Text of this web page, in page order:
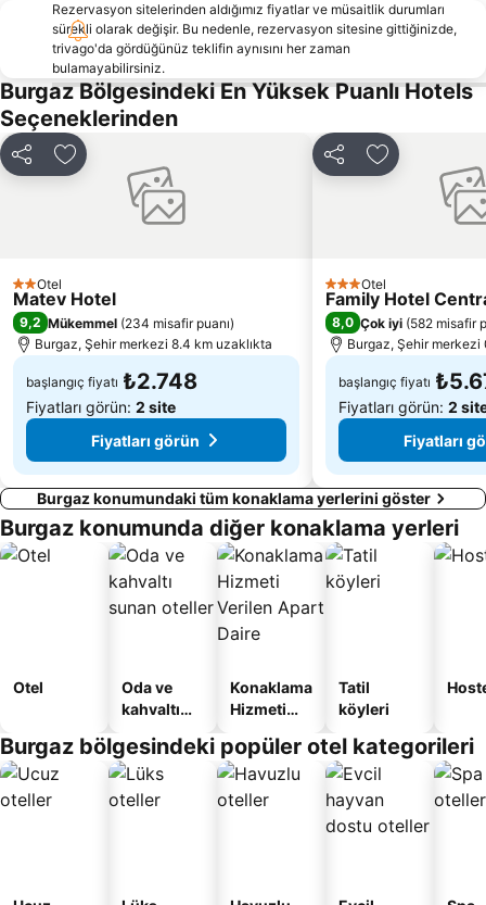
Burgas Airport
Centralen plaj Pomorie
Castle in Ravadinovo
Jujen plaj
Tsentar
Happy Bar & Grill
Akatsiite
Akademika
Perla
Plaj Sveti Vlas
Sarafovo
Sveti Georgi
Gradina
Banevo
Rezervasyon sitelerinden aldığımız fiyatlar ve müsaitlik durumları
sürekli olarak değişir. Bu nedenle, rezervasyon sitesine gittiğinizde,
trivago'da gördüğünüz teklifin aynısını her zaman
bulamayabilirsiniz.
Burgaz Bölgesindeki En Yüksek Puanlı Hotels
Seçeneklerinden
Paylaş Favorilerime ekle
2 Yıldız
Otel
Matev Hotel
9,2 Mükemmel (234 misafir puanı)
Burgaz, Şehir merkezi 8.4 km uzaklıkta
başlangıç fiyatı ₺2.748
Fiyatları görün: 2 site
Fiyatları görün
Paylaş Favorilerime
3 Yıldız
Otel
Family Hotel
8,0 Çok iyi (582 misafir
Burgaz, Şehir merkezi
başlangıç fiyatı
Fiyatları görün: 2
Fiyatları
Burgaz konumundaki tüm konaklama yerlerini göster
Burgaz konumunda diğer konaklama yerleri
Otel
Oda ve
kahvaltı
oteller
Konaklama
Hizmeti
Apart
Daire
Tatil
köyleri
Burgaz bölgesindeki popüler otel kategorileri